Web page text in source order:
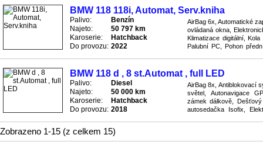
BMW 118 118i, Automat, Serv.kniha
Palivo:
Benzín
Najeto:
50 797 km
Karoserie:
Hatchback
Do provozu: 2022
AirBag 6x, Automatické
ovládaná okna,
Klimatizace digitální,
Palubní PC, Pohon
BMW 118 d , 8 st.Automat , full LED
Palivo:
Diesel
Najeto:
50 000 km
Karoserie:
Hatchback
Do provozu: 2018
AirBag 8x, Antiblokovací
světel, Autonavigace
zámek dálkově,
autosedačka Isofix,
Zobrazeno 1-15 (z celkem 15)